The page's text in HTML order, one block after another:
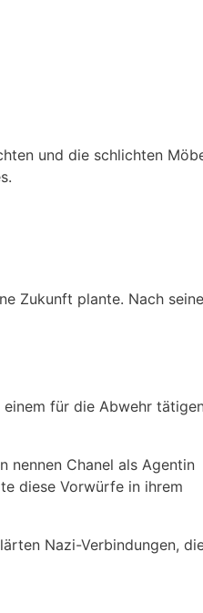
und die schlichten
Zukunft plante. Nach
einem für die Abwehr
nennen Chanel als Agentin
diese Vorwürfe in ihrem
Nazi-Verbindungen,